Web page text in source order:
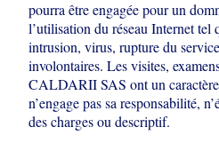
pourra être engagée pour un
l’utilisation du réseau Internet tel
intrusion, virus,rupture du
involontaires. Les visites,
CALDARII SAS ont un caractère
n’engage passa responsabilité,
des charges ou descriptif.